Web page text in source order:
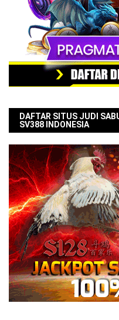
DAFTAR SITUS JUDI
SV388 INDONESIA